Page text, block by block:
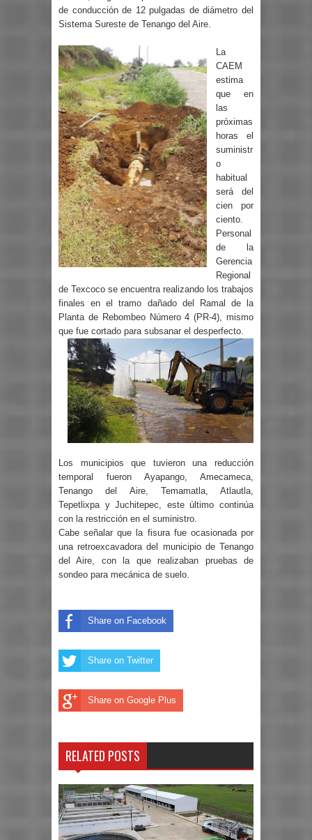
de conducción de 12 pulgadas de diámetro del
Sistema Sureste de Tenango del Aire.
La
CAEM
estima
que en
las
próximas
horas el
suministr
o
habitual
será del
cien por
ciento.
Personal
de la
Gerencia
Regional
de Texcoco se encuentra realizando los trabajos
finales en el tramo dañado del Ramal de la
Planta de Rebombeo Número 4 (PR-4), mismo
que fue cortado para subsanar el desperfecto.
Los municipios que tuvieron una reducción
temporal fueron Ayapango, Amecameca,
Tenango del Aire, Temamatla, Atlautla,
Tepetlixpa y Juchitepec, este último continúa
con la restricción en el suministro.
Cabe señalar que la fisura fue ocasionada por
una retroexcavadora del municipio de Tenango
del Aire, con la que realizaban pruebas de
sondeo para mecánica de suelo.
Share on Facebook
Share on Twitter
Share on Google Plus
RELATED POSTS